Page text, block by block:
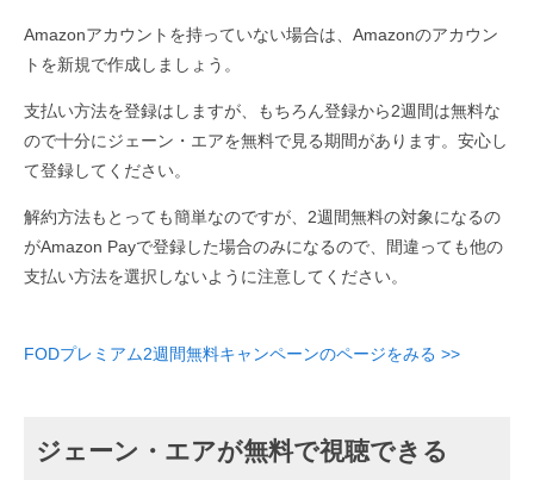
Amazonアカウントを持っていない場合は、Amazonのアカウン
トを新規で作成しましょう。
支払い方法を登録はしますが、もちろん登録から2週間は無料な
ので十分にジェーン・エアを無料で見る期間があります。安心し
て登録してください。
解約方法もとっても簡単なのですが、2週間無料の対象になるの
がAmazon Payで登録した場合のみになるので、間違っても他の
支払い方法を選択しないように注意してください。
FODプレミアム2週間無料キャンペーンのページをみる >>
ジェーン・エアが無料で視聴できる